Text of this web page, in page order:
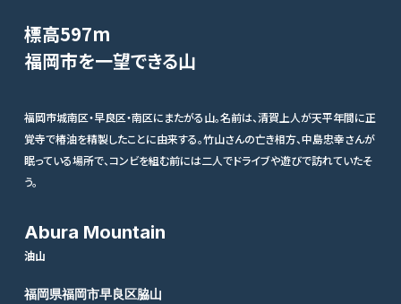
標高597m
福岡市を一望できる山
福岡市城南区・早良区・南区にまたがる山。名前は、清賀上人が天平年間に正
覚寺で椿油を精製したことに由来する。竹山さんの亡き相方、中島忠幸さんが
眠っている場所で、コンビを組む前には二人でドライブや遊びで訪れていたそ
う。
Abura Mountain
油山
福岡県福岡市早良区脇山